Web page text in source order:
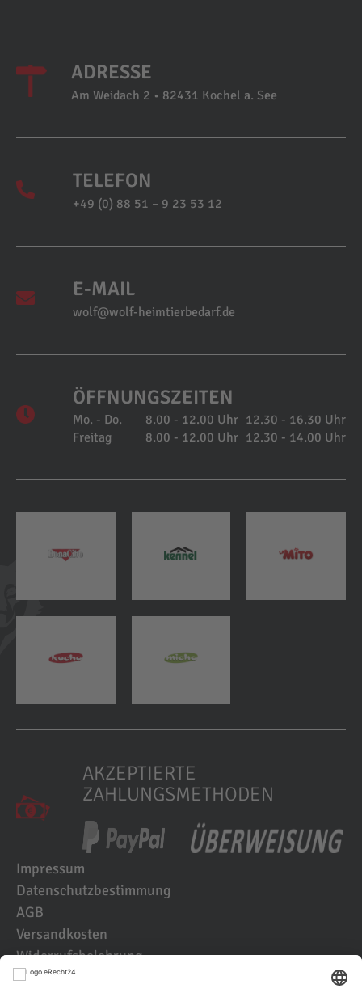
ADRESSE
Am Weidach 2 • 82431 Kochel a. See
TELEFON
+49 (0) 88 51 – 9 23 53 12
E-MAIL
wolf@wolf-heimtierbedarf.de
ÖFFNUNGSZEITEN
Mo. - Do. 8.00 - 12.00 Uhr 12.30 - 16.30 Uhr
Freitag
8.00 - 12.00 Uhr 12.30 - 14.00 Uhr
AKZEPTIERTE
ZAHLUNGSMETHODEN
Impressum
Datenschutzbestimmung
AGB
Versandkosten
Widerrufsbelehrung
Kundenbewertungen